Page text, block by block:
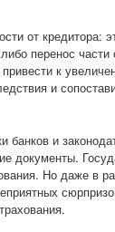
от
перенос
к
и
банков и
документы.
Но даже в